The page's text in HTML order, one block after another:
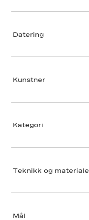
Datering
Kunstner
Kategori
Teknikk og materiale
Mål